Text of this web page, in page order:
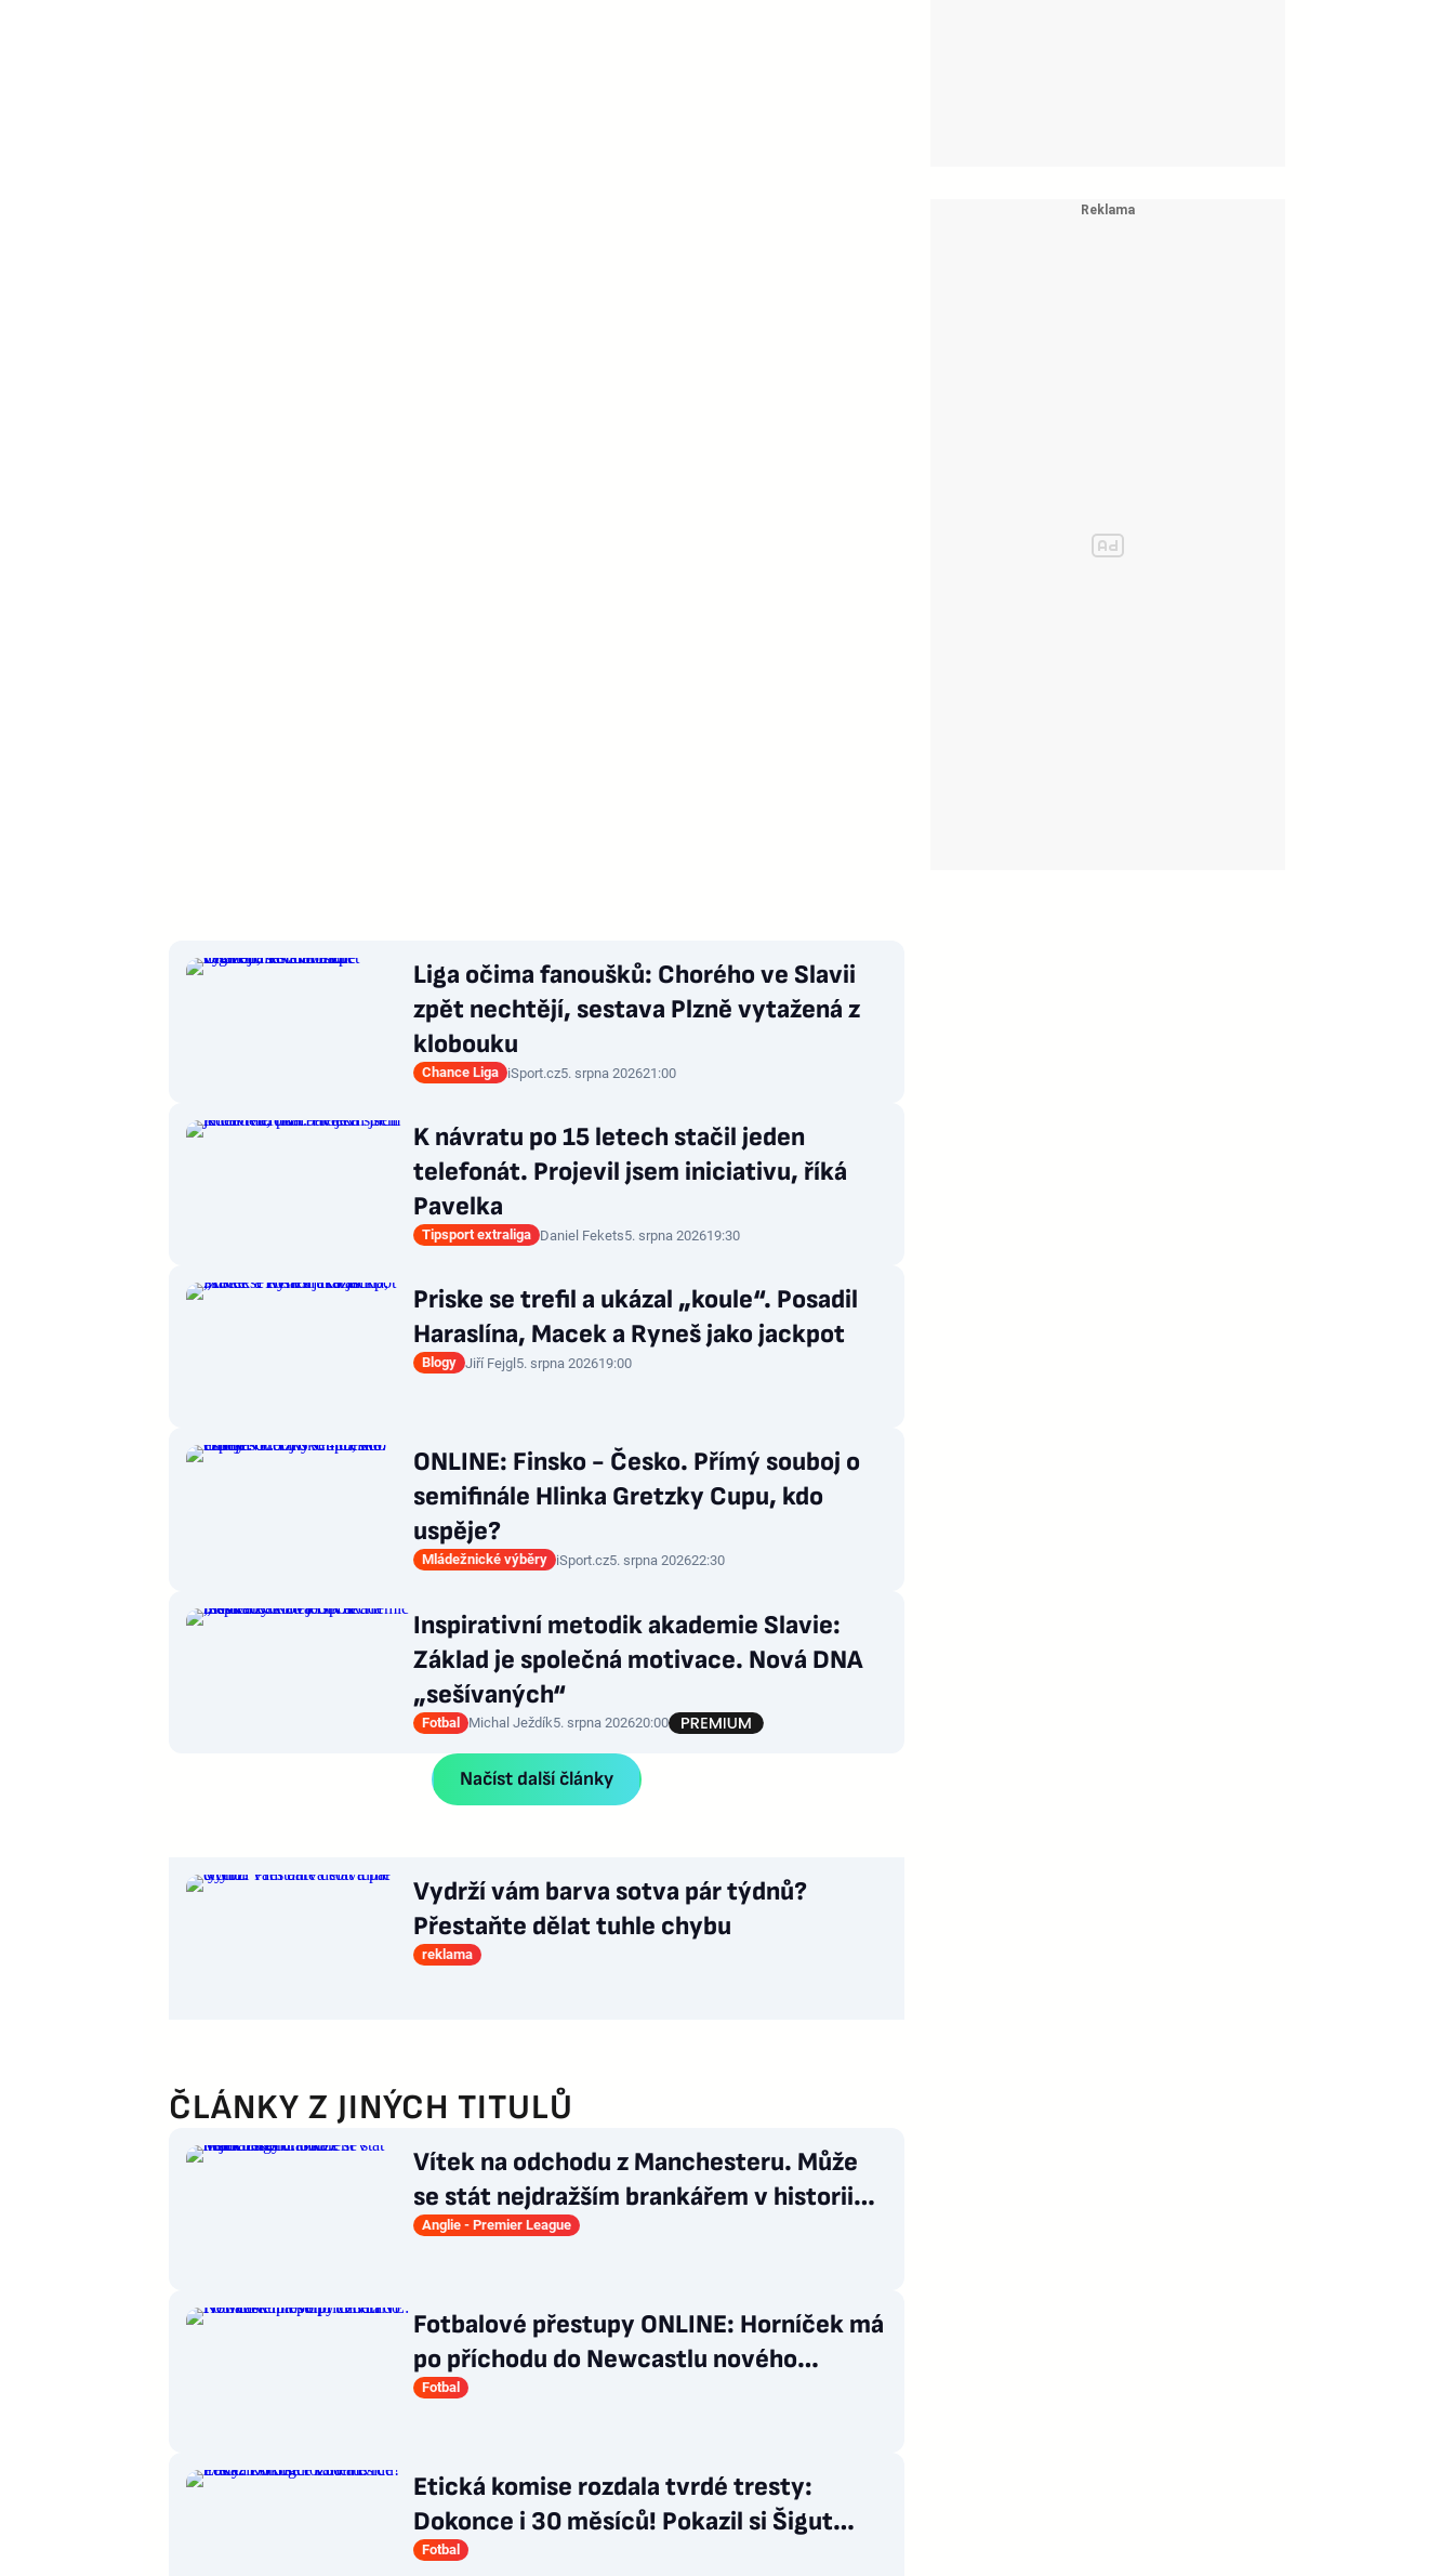
Liga očima fanoušků: Chorého ve Slavii
zpět nechtějí, sestava Plzně vytažená z
klobouku
Chance Liga iSport.cz5. srpna 202621:00
K návratu po 15 letech stačil jeden
telefonát. Projevil jsem iniciativu, říká
Pavelka
Tipsport extraliga Daniel Fekets5. srpna 202619:30
Priske se trefil a ukázal „koule“. Posadil
Haraslína, Macek a Ryneš jako jackpot
Blogy Jiří Fejgl 5. srpna 202619:00
ONLINE: Finsko - Česko. Přímý souboj o
semifinále Hlinka Gretzky Cupu, kdo
uspěje?
Mládežnické výběry iSport.cz5. srpna 202622:30
Inspirativní metodik akademie Slavie:
Základ je společná motivace. Nová DNA
„sešívaných“
Fotbal Michal Ježdík5. srpna 202620:00
Načíst další články
Vydrží vám barva sotva pár týdnů?
Přestaňte dělat tuhle chybu
reklama
ČLÁNKY Z JINÝCH TITULŮ
Vítek na odchodu z Manchesteru. Může
se stát nejdražším brankářem v historii
ligy
Anglie - Premier League
Fotbalové přestupy ONLINE: Horníček má
po příchodu do Newcastlu nového
trenéra
Fotbal
Etická komise rozdala tvrdé tresty:
Dokonce i 30 měsíců! Pokazil si Šigut
kariéru?
Fotbal